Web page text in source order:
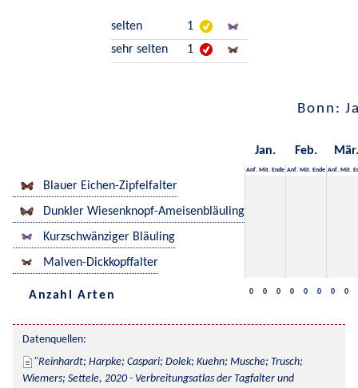
selten
1
sehr selten
1
Bonn:
Jan. Feb. Mär.
Anf. Mit. Ende Anf. Mit. Ende Anf. Mit.
Blauer Eichen-Zipfelfalter
Dunkler Wiesenknopf-Ameisenbläuling
Kurzschwänziger Bläuling
Malven-Dickkopffalter
Anzahl Arten 0 0 0 0 0 0 0 0
Datenquellen:
Reinhardt; Harpke; Caspari; Dolek; Kuehn; Musche; Trusch;
Wiemers; Settele, 2020 - Verbreitungsatlas der Tagfalter und